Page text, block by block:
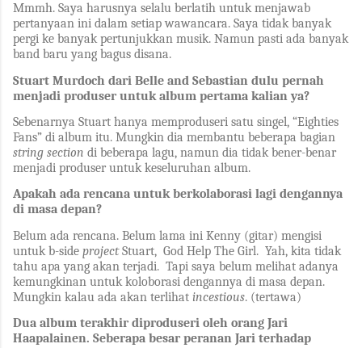
Mmmh. Saya harusnya selalu berlatih untuk menjawab
pertanyaan ini dalam setiap wawancara. Saya tidak banyak
pergi ke banyak pertunjukkan musik. Namun pasti ada banyak
band baru yang bagus disana.
Stuart Murdoch dari Belle and Sebastian dulu pernah
menjadi produser untuk album pertama kalian ya?
Sebenarnya Stuart hanya memproduseri satu singel, “Eighties
Fans” di album itu. Mungkin dia membantu beberapa bagian
string section di beberapa lagu, namun dia tidak bener-benar
menjadi produser untuk keseluruhan album.
Apakah ada rencana untuk berkolaborasi lagi dengannya
di masa depan?
Belum ada rencana. Belum lama ini Kenny (gitar) mengisi
untuk b-side projectStuart, God Help The Girl. Yah, kita tidak
tahu apa yang akan terjadi. Tapi saya belum melihat adanya
kemungkinan untuk koloborasi dengannya di masa depan.
Mungkin kalau ada akan terlihat incestious. (tertawa)
Dua album terakhir diproduseri oleh orang Jari
Haapalainen. Seberapa besar peranan Jari terhadap